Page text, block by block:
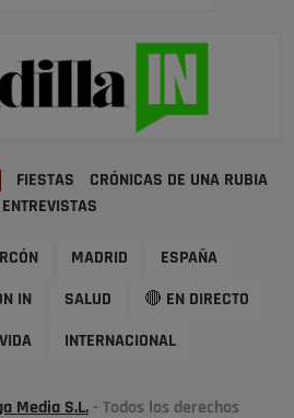
FIESTAS
CRÓNICAS DE UNA RUBIA
ENTREVISTAS
MADRID ESPAÑA
IN SALUD 🔴 EN DIRECTO
INTERNACIONAL
Media S.L. - Todos los derechos